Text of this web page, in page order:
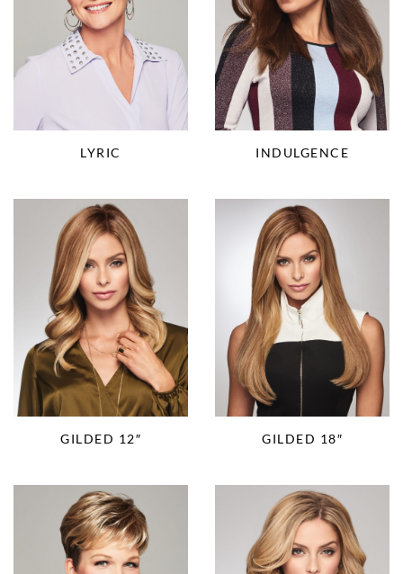
LYRIC INDULGENCE
GILDED 12″ GILDED 18″